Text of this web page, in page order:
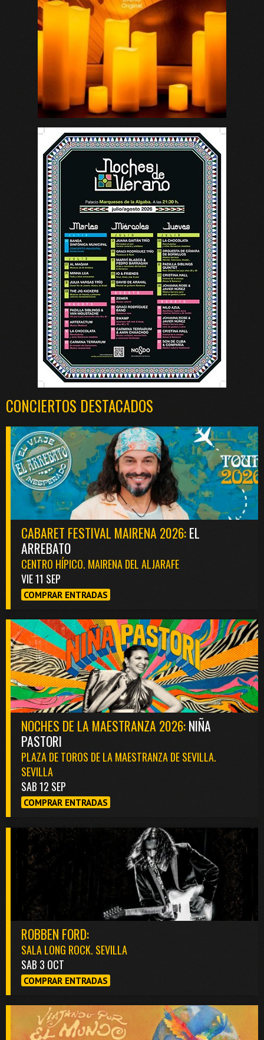
CONCIERTOS DESTACADOS
CABARET FESTIVAL MAIRENA 2026:EL
ARREBATO
CENTRO HÍPICO. MAIRENA DEL ALJARAFE
VIE 11 SEP
COMPRAR ENTRADAS
NOCHES DE LA MAESTRANZA 2026:NIÑA
PASTORI
PLAZA DE TOROS DE LA MAESTRANZA DE SEVILLA.
SEVILLA
SAB 12 SEP
COMPRAR ENTRADAS
ROBBEN FORD:
SALA LONG ROCK. SEVILLA
SAB 3 OCT
COMPRAR ENTRADAS